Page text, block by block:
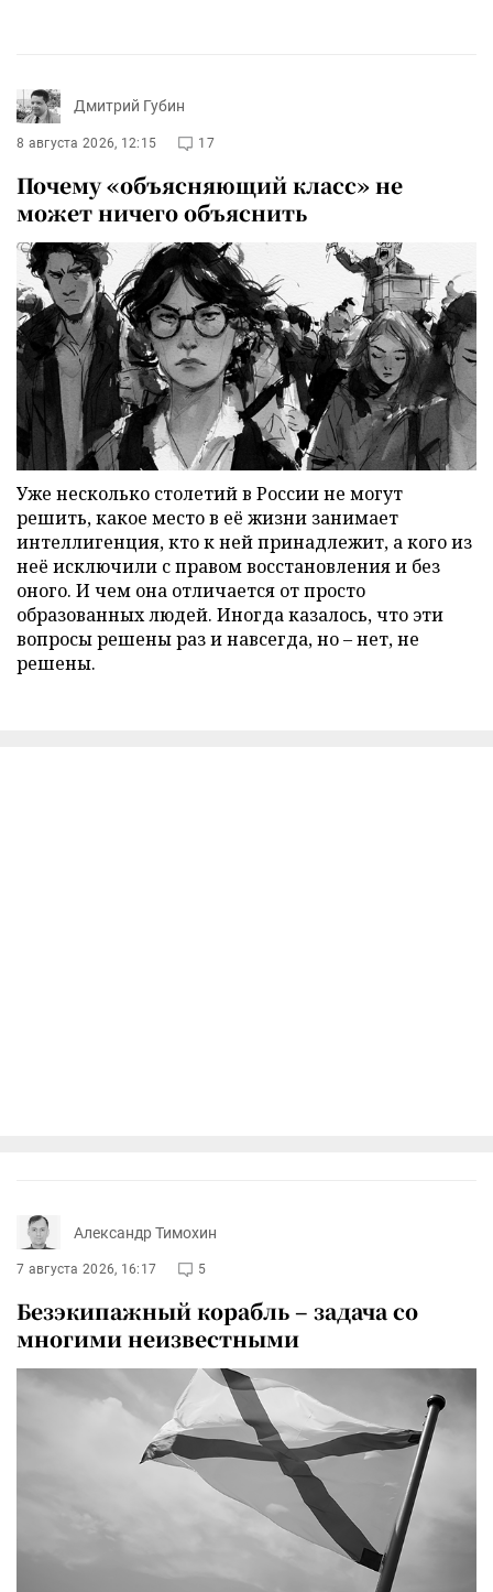
Дмитрий Губин
8 августа 2026, 12:15 17
Почему «объясняющий класс» не
может ничего объяснить
Уже несколько столетий в России не могут
решить, какое место в её жизни занимает
интеллигенция, кто к ней принадлежит, а кого из
неё исключили с правом восстановления и без
оного. И чем она отличается от просто
образованных людей. Иногда казалось, что эти
вопросы решены раз и навсегда, но – нет, не
решены.
Александр Тимохин
7 августа 2026, 16:17 5
Безэкипажный корабль – задача со
многими неизвестными